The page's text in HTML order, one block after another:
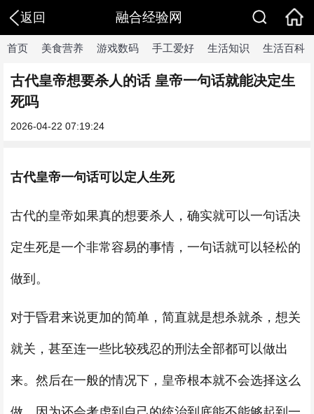
返回 融合经验网
首页 美食营养 游戏数码 手工爱好 生活知识 生活百科
古代皇帝想要杀人的话 皇帝一句话就能决定生
死吗
2026-04-22 07:19:24
古代皇帝一句话可以定人生死
古代的皇帝如果真的想要杀人，确实就可以一句话决
定生死是一个非常容易的事情，一句话就可以轻松的
做到。
对于昏君来说更加的简单，简直就是想杀就杀，想关
就关，甚至连一些比较残忍的刑法全部都可以做出
来。然后在一般的情况下，皇帝根本就不会选择这么